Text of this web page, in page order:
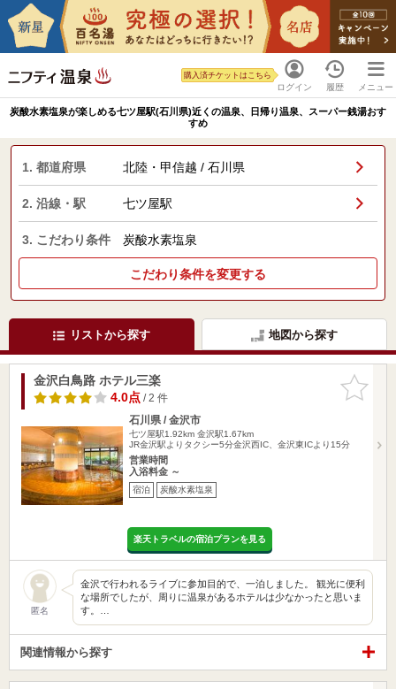
ログイン
購入済チケットはこちら
履歴 メニュー
炭酸水素塩泉が楽しめる七ツ屋駅(石川県)近くの温泉、日帰り温泉、スーパー銭湯おす
すめ
1. 都道府県 北陸・甲信越 / 石川県
2. 沿線・駅 七ツ屋駅
3. こだわり条件 炭酸水素塩泉
こだわり条件を変更する
リストから探す 地図から探す
お気に入
りに追加
金沢白鳥路 ホテル三楽
4.0点/ 2 件
石川県 / 金沢市
七ツ屋駅1.92km 金沢駅1.67km
JR金沢駅よりタクシー5分金沢西IC、金沢東ICより15分
営業時間
入浴料金 ～
宿泊 炭酸水素塩泉
楽天トラベルの宿泊プランを見る
匿名
金沢で行われるライブに参加目的で、一泊しました。 観光に便利
な場所でしたが、周りに温泉があるホテルは少なかったと思いま
す。…
関連情報から探す